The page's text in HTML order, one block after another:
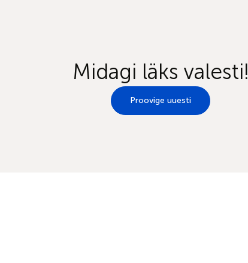
Midagi läks valesti!
Proovige uuesti